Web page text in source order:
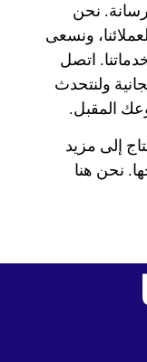
نحن
ونسعى
اتصل
ولنتحدث
المقبل.
إلى مزيد
نحن هنا